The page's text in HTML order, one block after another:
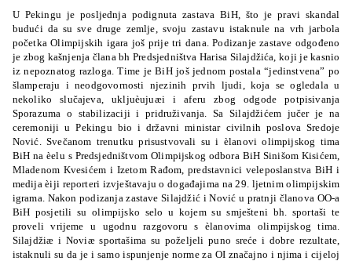
U Pekingu je posljednja podignuta zastava BiH, što je pravi skandal
budući da su sve druge zemlje, svoju zastavu istaknule na vrh jarbola
početka Olimpijskih igara još prije tri dana. Podizanje zastave odgođeno
je zbog kašnjenja člana bh Predsjedništva Harisa Silajdžića, koji je kasnio
iz nepoznatog razloga. Time je BiH još jednom postala “jedinstvena” po
šlamperaju i neodgovornosti njezinih prvih ljudi, koja se ogledala u
nekoliko slučajeva,ukljuèujuæi i aferu zbog odgode potpisivanja
Sporazuma o stabilizaciji i pridruživanja. Sa Silajdžićem jučer je na
ceremoniji u Pekingu bio i državni ministar civilnih poslova Sredoje
Nović. Svečanom trenutku prisustvovali su i èlanovi olimpijskog tima
BiH na èelu s Predsjedništvom Olimpijskog odbora BiH Sinišom Kisićem,
Mladenom Kvesićem i Izetom Rađom, predstavnici veleposlanstva BiH i
medija èiji reporteri izvještavaju o događajima na 29. ljetnim olimpijskim
igrama. Nakon podizanja zastave Silajdžić i Nović u pratnji članova OO-a
BiH posjetili su olimpijsko selo u kojem su smješteni bh. sportaši te
proveli vrijeme u ugodnu razgovoru s èlanovima olimpijskog tima.
Silajdžiæ i Noviæ sportašima su poželjeli puno sreće i dobre rezultate,
istaknuli su da je i samo ispunjenje norme za OI značajno i njima icijeloj